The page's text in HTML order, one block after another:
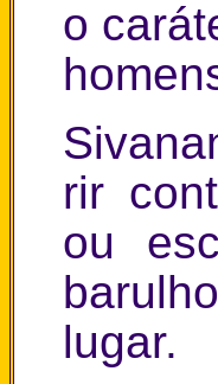
o
rir
ou
lugar.